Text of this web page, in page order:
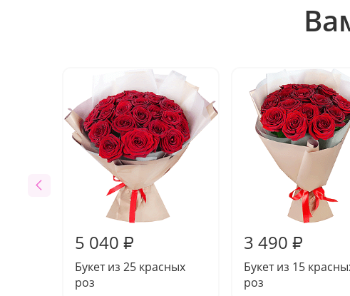
5 040 ₽
Букет из 25 красных
роз
3 490 ₽
Букет из 15
роз